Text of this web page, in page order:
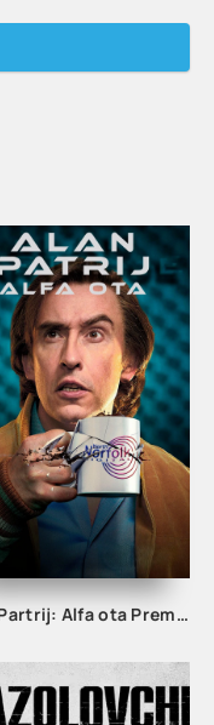
Alan Partrij: Alfa ota Premyera Britaniya filmi Uzbek tilida O'zbekcha 2013 tarjima kino HD skachat